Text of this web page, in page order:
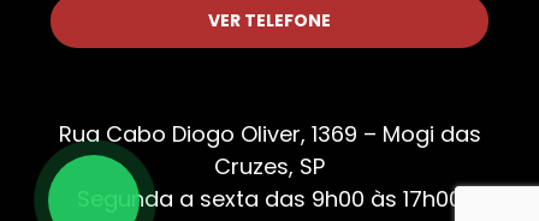
VER TELEFONE
Rua Cabo Diogo Oliver, 1369 – Mogi das
Cruzes, SP
Segunda a sexta das 9h00 às 17h00